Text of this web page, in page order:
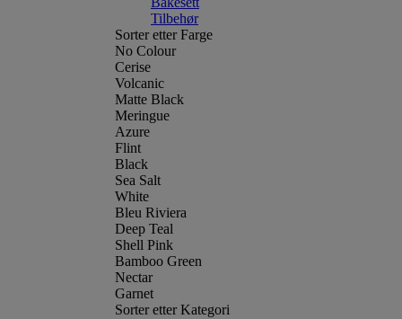
Tilbehør
Sorter etter Farge
No Colour
Cerise
Volcanic
Matte Black
Meringue
Azure
Flint
Black
Sea Salt
White
Bleu Riviera
Deep Teal
Shell Pink
Bamboo Green
Nectar
Garnet
Sorter etter Kategori